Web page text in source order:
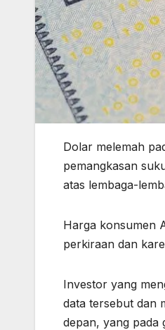
Dolar melemah
pemangkasan
atas lembaga-
Harga konsumen
perkiraan dan
Investor yang
data tersebut dan
depan, yang pada